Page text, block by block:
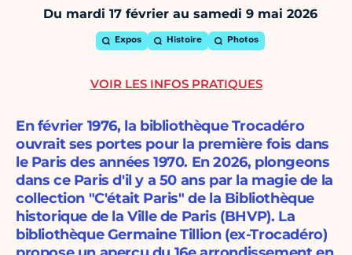
Du mardi 17 février au samedi 9 mai 2026
Expos Histoire Photos
En février 1976, la bibliothèque Trocadéro
ouvrait ses portes pour la première fois dans
le Paris des années 1970. En 2026, plongeons
dans ce Paris d'il y a 50 ans par la magie de la
collection "C'était Paris" de la Bibliothèque
historique de la Ville de Paris (BHVP). La
bibliothèque Germaine Tillion (ex-Trocadéro)
VOIR LES INFOS PRATIQUES